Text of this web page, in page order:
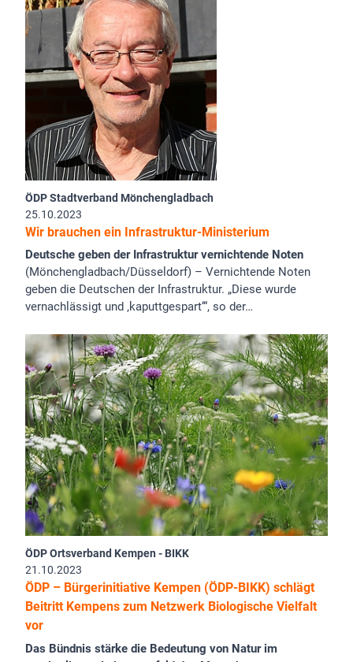
ÖDP Stadtverband Mönchengladbach
25.10.2023
Wir brauchen ein Infrastruktur-Ministerium
Deutsche geben der Infrastruktur vernichtende Noten
(Mönchengladbach/Düsseldorf) – Vernichtende Noten
geben die Deutschen der Infrastruktur. „Diese wurde
vernachlässigt und ‚kaputtgespart‘“, so der…
ÖDP Ortsverband Kempen - BIKK
21.10.2023
ÖDP – Bürgerinitiative Kempen (ÖDP-BIKK) schlägt
Beitritt Kempens zum Netzwerk Biologische Vielfalt
vor
Das Bündnis stärke die Bedeutung von Natur im